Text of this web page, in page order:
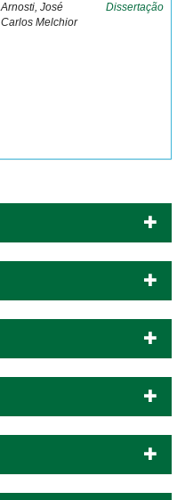
Arnosti, José
Carlos Melchior
Dissertação